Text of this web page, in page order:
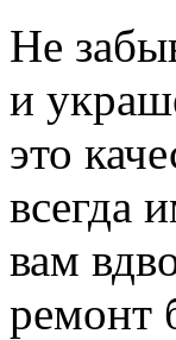
Не
и
это
всегда
вам
ремонт